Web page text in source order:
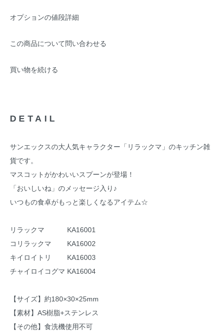
オプションの値段詳細
この商品について問い合わせる
買い物を続ける
DETAIL
サンエックスの大人気キャラクター「リラックマ」のキッチン雑
貨です。
マスコットがかわいいスプーンが登場！
「おいしいね」のメッセージ入り♪
いつもの食卓がもっと楽しくなるアイテム☆
リラックマ KA16001
コリラックマ KA16002
キイロイトリ KA16003
チャイロイコグマ KA16004
【サイズ】約180×30×25mm
【素材】AS樹脂+ステンレス
【その他】食洗機使用不可